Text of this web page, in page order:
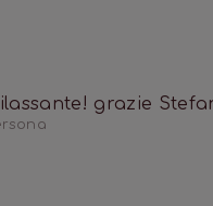
grazie